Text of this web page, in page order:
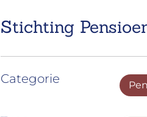
Stichting
Categorie